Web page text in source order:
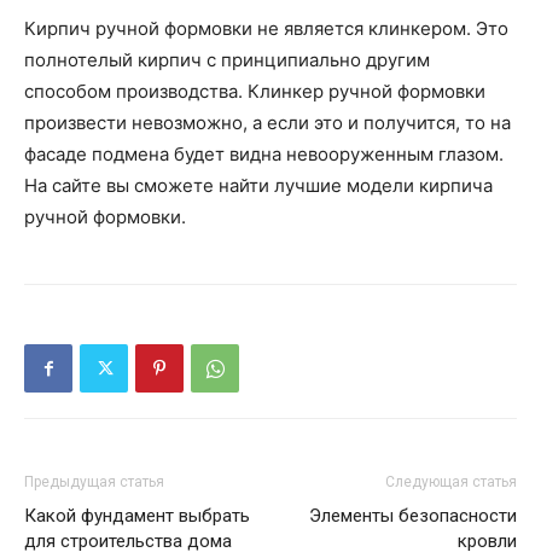
Кирпич ручной формовки не является клинкером. Это
полнотелый кирпич с принципиально другим
способом производства. Клинкер ручной формовки
произвести невозможно, а если это и получится, то на
фасаде подмена будет видна невооруженным глазом.
На сайте вы сможете найти лучшие модели кирпича
ручной формовки.
Предыдущая статья
Какой фундамент выбрать
для строительства дома
Следующая статья
Элементы безопасности
кровли